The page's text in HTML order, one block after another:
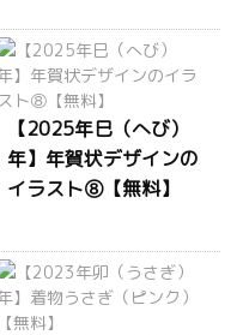
【2025年巳（へび）
年】年賀状デザインの
イラスト⑧【無料】